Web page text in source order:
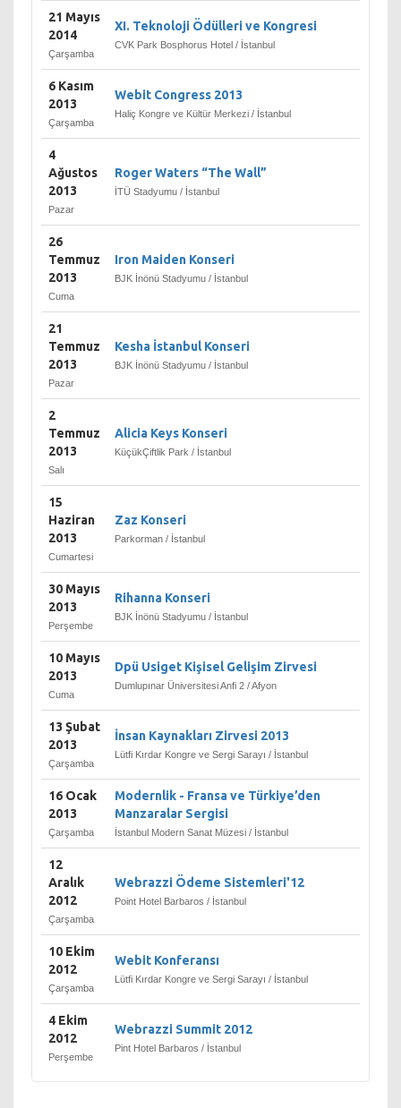
Türkiye'nin en büyük 3. özel
bankası konumundadır.
yurtdışında Lüksemburg,
Malta, Kıbrıs'taki şubeleriyle;
müşterilerine çok yönlü
finansal hizmetler sunar.
International ve Rusya'da
bankaları bulunan Garanti, iş
bankası ile birlikte Çin'de
bankasından biridir.
21 Mayıs
2014
Çarşamba
XI. Teknoloji Ödülleri ve Kongresi
CVK Park Bosphorus Hotel / İstanbul
6 Kasım
2013
Çarşamba
Webit Congress 2013
Haliç Kongre ve Kültür Merkezi / İstanbul
4
Ağustos
2013
Pazar
Roger Waters “The Wall”
İTÜ Stadyumu / İstanbul
26
Temmuz
2013
Cuma
Iron Maiden Konseri
BJK İnönü Stadyumu / İstanbul
21
Temmuz
2013
Pazar
Kesha İstanbul Konseri
BJK İnönü Stadyumu / İstanbul
2
Temmuz
2013
Salı
Alicia Keys Konseri
KüçükÇiftlik Park / İstanbul
15
Haziran
2013
Cumartesi
Zaz Konseri
Parkorman / İstanbul
30 Mayıs
2013
Perşembe
Rihanna Konseri
BJK İnönü Stadyumu / İstanbul
10 Mayıs
2013
Cuma
Dpü Usiget Kişisel Gelişim Zirvesi
Dumlupınar Üniversitesi Anfi 2 / Afyon
13 Şubat
2013
Çarşamba
İnsan Kaynakları Zirvesi 2013
Lütfi Kırdar Kongre ve Sergi Sarayı / İstanbul
16 Ocak
2013
Çarşamba
Modernlik - Fransa ve Türkiye’den
Manzaralar Sergisi
İstanbul Modern Sanat Müzesi / İstanbul
12
Aralık
2012
Çarşamba
Webrazzi Ödeme Sistemleri'12
Point Hotel Barbaros / İstanbul
10 Ekim
2012
Çarşamba
Webit Konferansı
Lütfi Kırdar Kongre ve Sergi Sarayı / İstanbul
4 Ekim
2012
Perşembe
Webrazzi Summit 2012
Pint Hotel Barbaros / İstanbul